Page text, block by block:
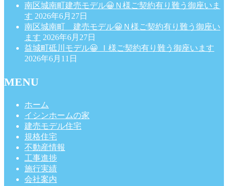
南区城南町建売モデル😀Ｎ様ご契約有り難う御座いま
す 2026年6月27日
南区城南町 建売モデル😀Ｎ様ご契約有り難う御座い
ます 2026年6月27日
益城町砥川モデル😀 Ｉ様ご契約有り難う御座います
2026年6月11日
MENU
ホーム
イシンホームの家
建売モデル住宅
規格住宅
不動産情報
工事進捗
施行実績
会社案内